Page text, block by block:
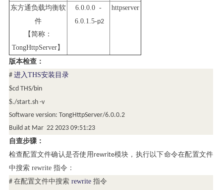
东方通负载均衡软
件
【简称：
TongHttpServer】
6.0.0.0 -
6.0.1.5-p2
httpserver
版本检查：
# 进入THS安装目录
$cd THS/bin
$./start.sh -v
Software version: TongHttpServer/6.0.0.2
Build at Mar 22 2023 09:51:23
自查步骤：
检查配置文件确认是否使用 rewrite模块，执行以下命令在配置文件
中搜索 rewrite 指令：
# 在配置文件中搜索 rewrite 指令